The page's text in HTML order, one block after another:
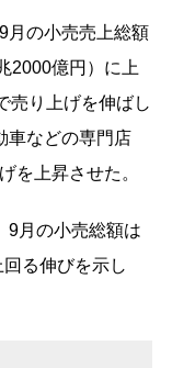
の小売売上総額
2000億円）に上
売り上げを伸ばし
車などの専門店
を上昇させた。
月の小売総額は
る伸びを示し